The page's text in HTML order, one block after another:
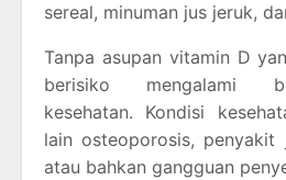
sereal, minuman jus jeruk,
Tanpa asupan vitamin D
berisiko mengalami
kesehatan. Kondisi
lain osteoporosis, penyakit
atau bahkan gangguan